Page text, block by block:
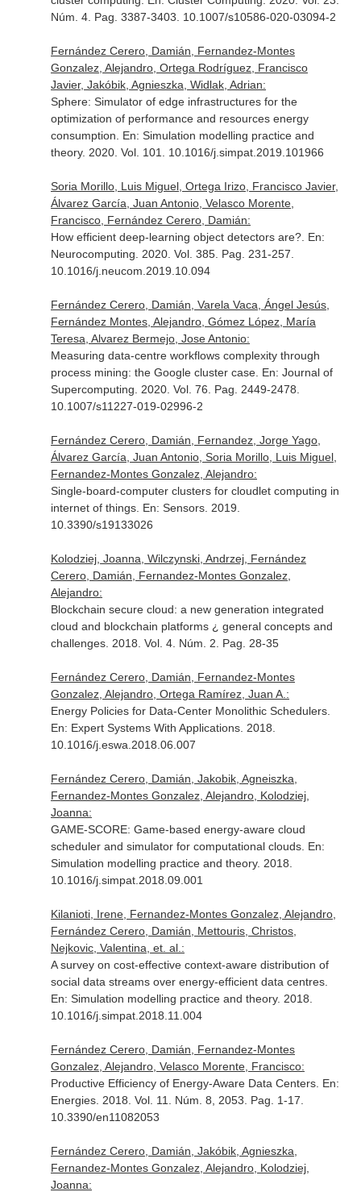
Núm. 4. Pag. 3387-3403. 10.1007/s10586-020-03094-2
Fernández Cerero, Damián, Fernandez-Montes
Gonzalez, Alejandro, Ortega Rodríguez, Francisco
Javier, Jakóbik, Agnieszka, Widlak, Adrian:
Sphere: Simulator of edge infrastructures for the
optimization of performance and resources energy
consumption. En: Simulation modelling practice and
theory. 2020. Vol. 101. 10.1016/j.simpat.2019.101966
Soria Morillo, Luis Miguel, Ortega Irizo, Francisco Javier,
Álvarez García, Juan Antonio, Velasco Morente,
Francisco, Fernández Cerero, Damián:
How efficient deep-learning object detectors are?. En:
Neurocomputing . 2020. Vol. 385. Pag. 231-257.
10.1016/j.neucom.2019.10.094
Fernández Cerero, Damián, Varela Vaca, Ángel Jesús,
Fernández Montes, Alejandro, Gómez López, María
Teresa, Alvarez Bermejo, Jose Antonio:
Measuring data-centre workflows complexity through
process mining: the Google cluster case. En: Journal of
Supercomputing . 2020. Vol. 76. Pag. 2449-2478.
10.1007/s11227-019-02996-2
Fernández Cerero, Damián, Fernandez, Jorge Yago,
Álvarez García, Juan Antonio, Soria Morillo, Luis Miguel,
Fernandez-Montes Gonzalez, Alejandro:
Single-board-computer clusters for cloudlet computing in
internet of things. En: Sensors. 2019.
10.3390/s19133026
Kolodziej, Joanna, Wilczynski, Andrzej, Fernández
Cerero, Damián, Fernandez-Montes Gonzalez,
Alejandro:
Blockchain secure cloud: a new generation integrated
cloud and blockchain platforms ¿ general concepts and
challenges. 2018. Vol. 4. Núm. 2. Pag. 28-35
Fernández Cerero, Damián, Fernandez-Montes
Gonzalez, Alejandro, Ortega Ramírez, Juan A.:
Energy Policies for Data-Center Monolithic Schedulers.
En: Expert Systems With Applications. 2018.
10.1016/j.eswa.2018.06.007
Fernández Cerero, Damián, Jakobik, Agneiszka,
Fernandez-Montes Gonzalez, Alejandro, Kolodziej,
Joanna:
GAME-SCORE: Game-based energy-aware cloud
scheduler and simulator for computational clouds. En:
Simulation modelling practice and theory. 2018.
10.1016/j.simpat.2018.09.001
Kilanioti, Irene, Fernandez-Montes Gonzalez, Alejandro,
Fernández Cerero, Damián, Mettouris, Christos,
Nejkovic, Valentina, et. al.:
A survey on cost-effective context-aware distribution of
social data streams over energy-efficient data centres.
En: Simulation modelling practice and theory. 2018.
10.1016/j.simpat.2018.11.004
Fernández Cerero, Damián, Fernandez-Montes
Gonzalez, Alejandro, Velasco Morente, Francisco:
Productive Efficiency of Energy-Aware Data Centers. En:
Energies. 2018. Vol. 11. Núm. 8, 2053. Pag. 1-17.
10.3390/en11082053
Fernández Cerero, Damián, Jakóbik, Agnieszka,
Fernandez-Montes Gonzalez, Alejandro, Kolodziej,
Joanna: